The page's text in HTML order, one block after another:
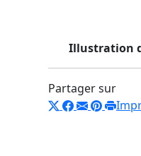
Illustration
Partager sur